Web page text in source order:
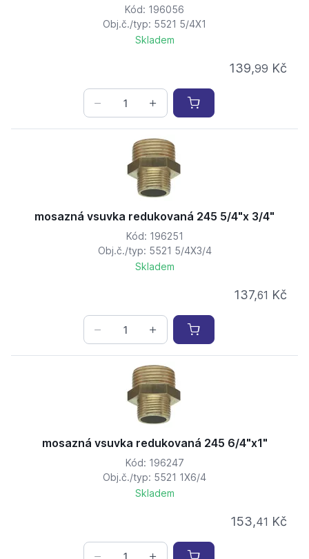
Kód: 196056
Obj.č./typ: 5521 5/4X1
Skladem
139,99 Kč
mosazná vsuvka redukovaná 245 5/4"x 3/4"
Kód: 196251
Obj.č./typ: 5521 5/4X3/4
Skladem
137,61 Kč
mosazná vsuvka redukovaná 245 6/4"x1"
Kód: 196247
Obj.č./typ: 5521 1X6/4
Skladem
153,41 Kč